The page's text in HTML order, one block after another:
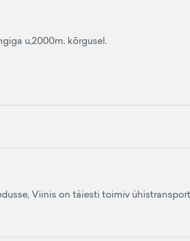
u,2000m. kõrgusel.
Viinis on täiesti toimiv